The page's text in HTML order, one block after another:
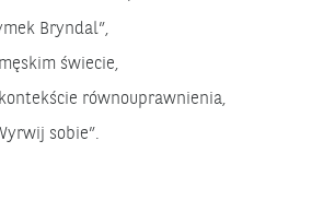
Bryndal”,
świecie,
równouprawnienia,
sobie”.